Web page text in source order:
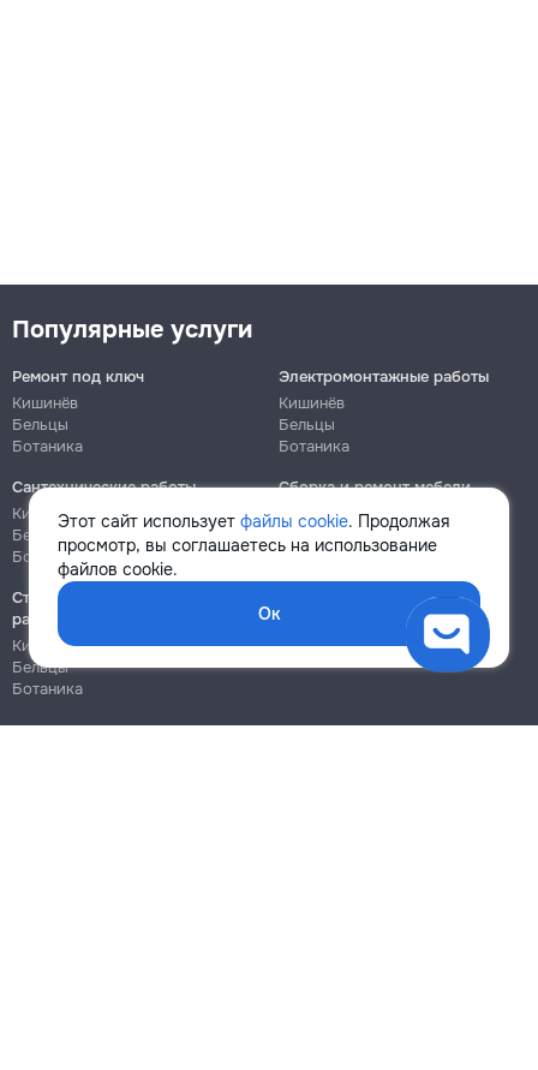
Этот сайт использует файлы cookie. Продолжая
просмотр, вы соглашаетесь на использование
файлов cookie.
Ок
Популярные услуги
Ремонт под ключ
Кишинёв
Бельцы
Ботаника
Электромонтажные работы
Кишинёв
Бельцы
Ботаника
Сантехнические работы
Кишинёв
Бельцы
Ботаника
Сборка и ремонт мебели
Кишинёв
Ботаника
Строительно-монтажные
работы
Кишинёв
Бельцы
Ботаника